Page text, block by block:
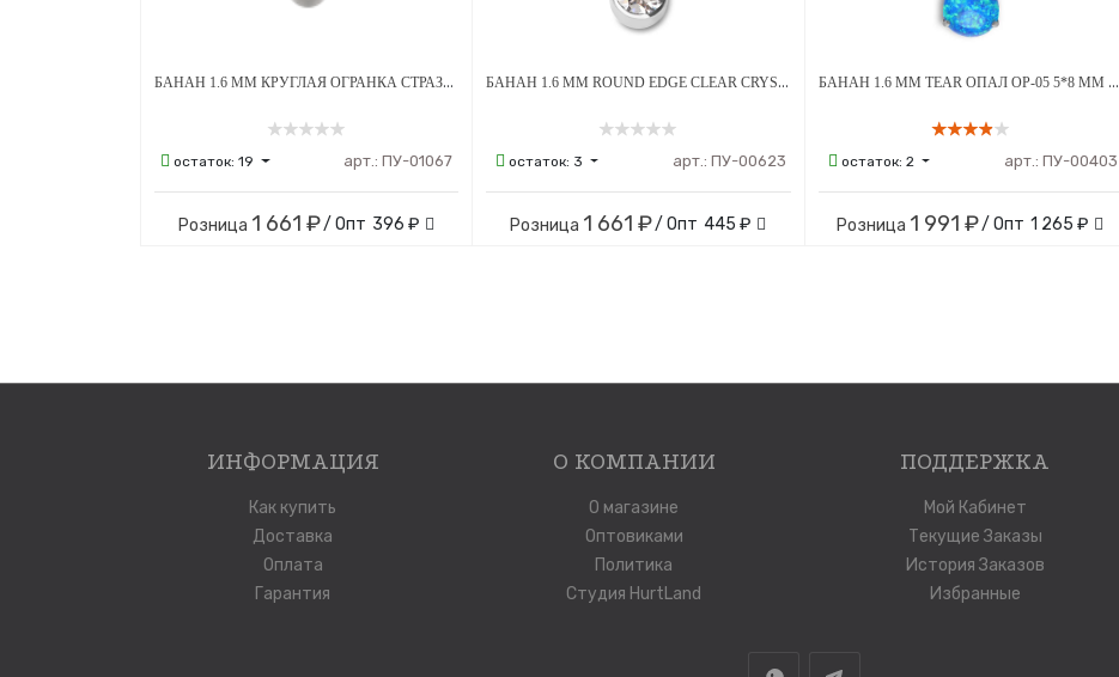
БАНАН 1.6 ММ КРУГЛАЯ ОГРАНКА СТРАЗЫ PINK 4*6 ММ ВНУТРЕННЯЯ РЕЗЬБА ТИТАН
остаток:19 арт.: ПУ-01067
Розница 1 661 ₽/ Опт 396 ₽
БАНАН 1.6 ММ ROUND EDGE CLEAR CRYSTAL 5 Х 8 ММ ВНУТРЕННЯЯ РЕЗЬБА ТИТАН
остаток: 3 арт.: ПУ-00623
Розница 1 661 ₽/ Опт 445 ₽
БАНАН 1.6 ММ TEAR ОПАЛ OP-05 5*8 ММ ВНУТРЕННЯЯ РЕЗЬБА ТИТАН
остаток: 2 арт.: ПУ-00403
Розница 1 991 ₽/ Опт 1 265 ₽
ИНФОРМАЦИЯ
Как купить
Доставка
Оплата
Гарантия
О КОМПАНИИ
О магазине
Оптовиками
Политика
Студия HurtLand
ПОДДЕРЖКА
Мой Кабинет
Текущие Заказы
История Заказов
Избранные